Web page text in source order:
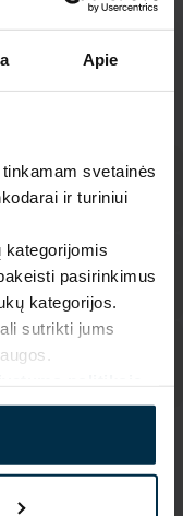
Apie
svetainės
ir turiniui
pasirinkimus
kategorijos.
sutrikti jums